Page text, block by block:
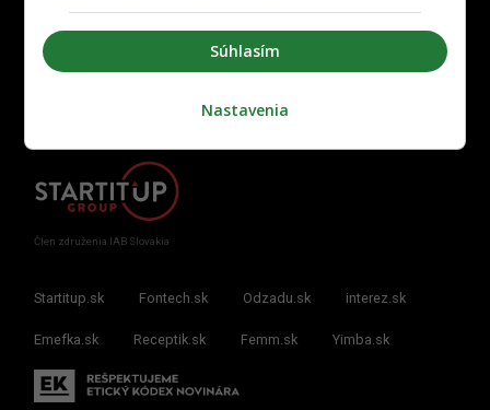
Kontakt
Člen združenia IAB Slovakia
Startitup.sk Fontech.sk Odzadu.sk interez.sk
Emefka.sk Receptik.sk Femm.sk Yimba.sk
Súhlasím
Nastavenia